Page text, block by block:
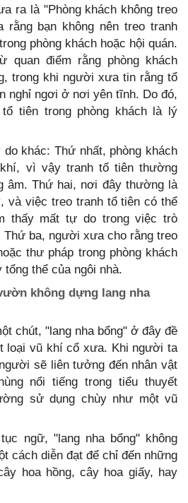
ra là "Phòng khách không treo
rằng bạn không nên treo tranh
phòng khách hoặc hội quán.
quan điểm rằng phòng khách
trong khi người xưa tin rằng tổ
nghỉ ngơi ở nơi yên tĩnh. Do đó,
tiên trong phòng khách là lý
khác: Thứ nhất, phòng khách
vì vậy tranh tổ tiên thường
âm. Thứ hai, nơi đây thường là
và việc treo tranh tổ tiên có thể
thấy mất tự do trong việc trò
Thứ ba, người xưa cho rằng treo
thư pháp trong phòng khách
tổng thể của ngôi nhà.
không dựng lang nha
chút, "lang nha bổng" ở đây đề
loại vũ khí cổ xưa. Khi người ta
sẽ liên tưởng đến nhân vật
nổi tiếng trong tiểu thuyết
sử dụng chùy như một vũ
ngữ, "lang nha bổng" không
cách diễn đạt để chỉ đến những
hoa hồng, cây hoa giấy, hay